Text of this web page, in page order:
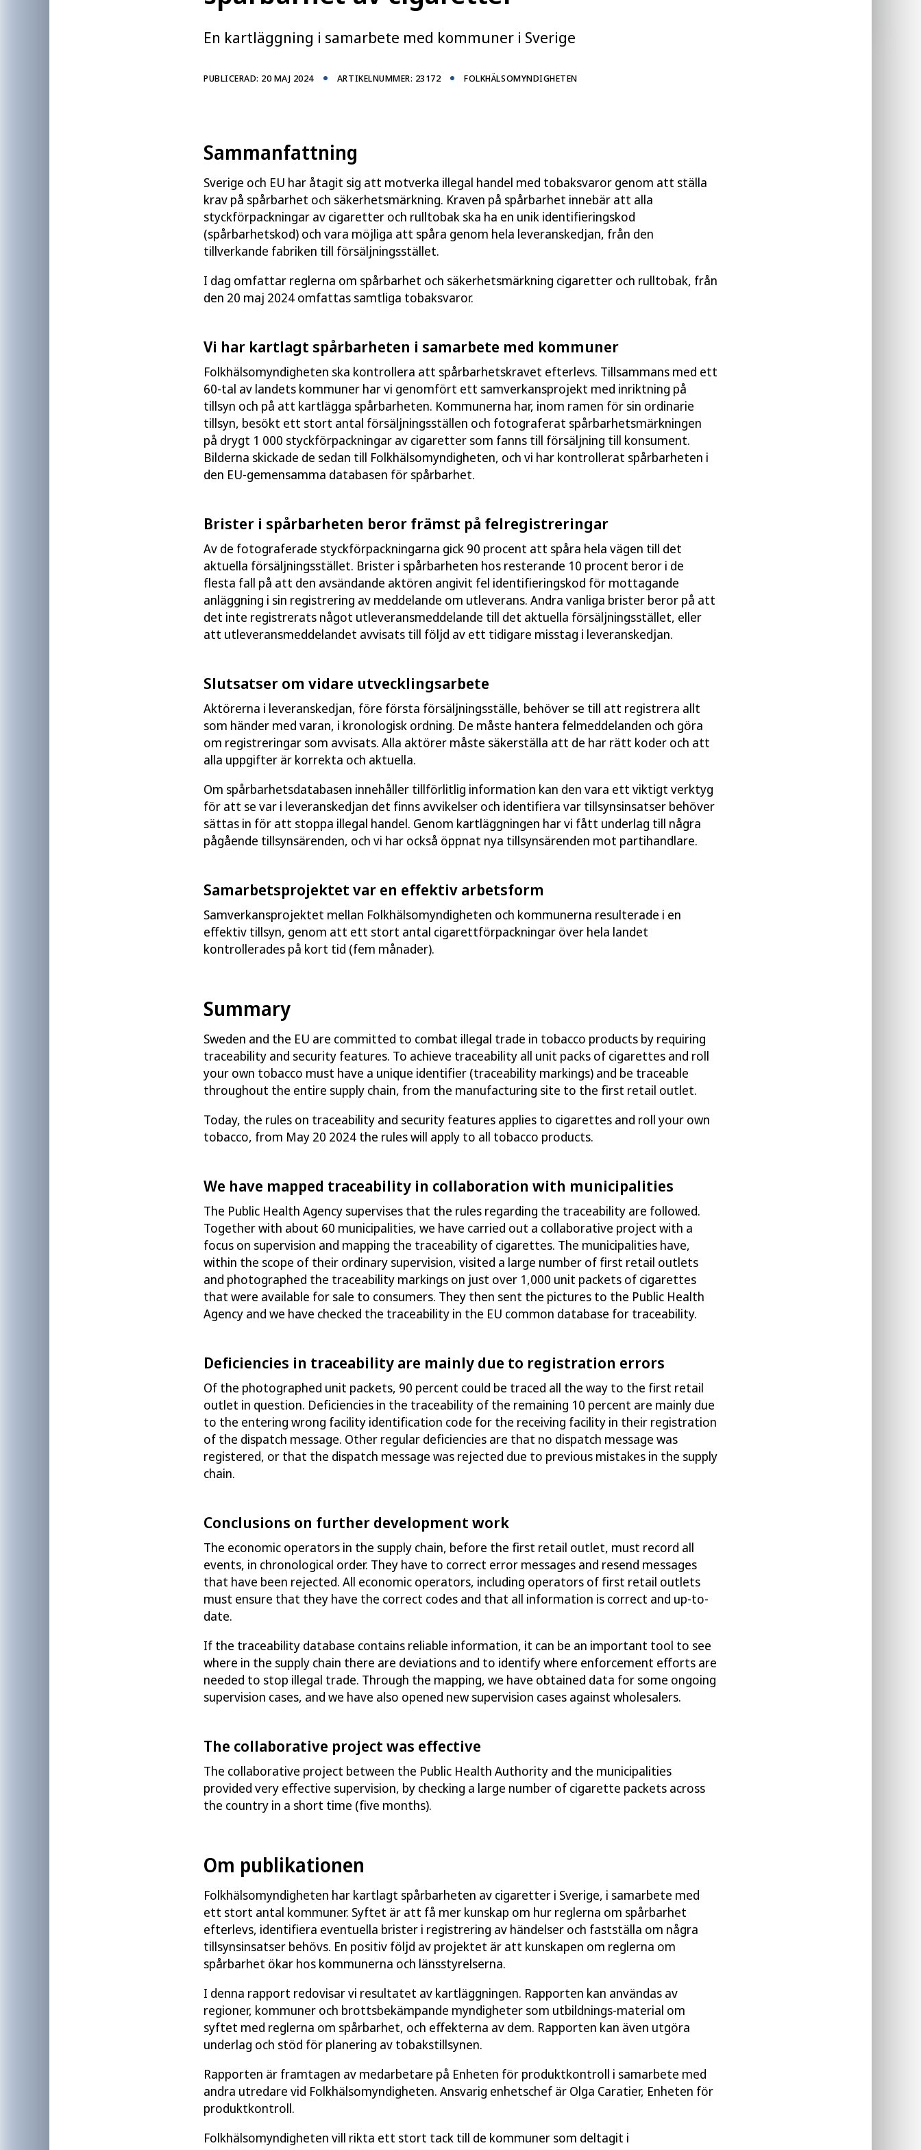
En kartläggning i samarbete med kommuner i Sverige
PUBLICERAD: 20 MAJ 2024 ARTIKELNUMMER: 23172 FOLKHÄLSOMYNDIGHETEN
Sammanfattning
Sverige och EU har åtagit sig att motverka illegal handel med tobaksvaror genom att ställa
krav på spårbarhet och säkerhetsmärkning. Kraven på spårbarhet innebär att alla
styckförpackningar av cigaretter och rulltobak ska ha en unik identifieringskod
(spårbarhetskod) och vara möjliga att spåra genom hela leveranskedjan, från den
tillverkande fabriken till försäljningsstället.
I dag omfattar reglerna om spårbarhet och säkerhetsmärkning cigaretter och rulltobak, från
den 20 maj 2024 omfattas samtliga tobaksvaror.
Vi har kartlagt spårbarheten i samarbete med kommuner
Folkhälsomyndigheten ska kontrollera att spårbarhetskravet efterlevs. Tillsammans med ett
60-tal av landets kommuner har vi genomfört ett samverkansprojekt med inriktning på
tillsyn och på att kartlägga spårbarheten. Kommunerna har, inom ramen för sin ordinarie
tillsyn, besökt ett stort antal försäljningsställen och fotograferat spårbarhetsmärkningen
på drygt 1 000 styckförpackningar av cigaretter som fanns till försäljning till konsument.
Bilderna skickade de sedan till Folkhälsomyndigheten, och vi har kontrollerat spårbarheten i
den EU-gemensamma databasen för spårbarhet.
Brister i spårbarheten beror främst på felregistreringar
Av de fotograferade styckförpackningarna gick 90 procent att spåra hela vägen till det
aktuella försäljningsstället. Brister i spårbarheten hos resterande 10 procent beror i de
flesta fall på att den avsändande aktören angivit fel identifieringskod för mottagande
anläggning i sin registrering av meddelande om utleverans. Andra vanliga brister beror på att
det inte registrerats något utleveransmeddelande till det aktuella försäljningsstället, eller
att utleveransmeddelandet avvisats till följd av ett tidigare misstag i leveranskedjan.
Slutsatser om vidare utvecklingsarbete
Aktörerna i leveranskedjan, före första försäljningsställe, behöver se till att registrera allt
som händer med varan, i kronologisk ordning. De måste hantera felmeddelanden och göra
om registreringar som avvisats. Alla aktörer måste säkerställa att de har rätt koder och att
alla uppgifter är korrekta och aktuella.
Om spårbarhetsdatabasen innehåller tillförlitlig information kan den vara ett viktigt verktyg
för att se var i leveranskedjan det finns avvikelser och identifiera var tillsynsinsatser behöver
sättas in för att stoppa illegal handel. Genom kartläggningen har vi fått underlag till några
pågående tillsynsärenden, och vi har också öppnat nya tillsynsärenden mot partihandlare.
Samarbetsprojektet var en effektiv arbetsform
Samverkansprojektet mellan Folkhälsomyndigheten och kommunerna resulterade i en
effektiv tillsyn, genom att ett stort antal cigarettförpackningar över hela landet
kontrollerades på kort tid (fem månader).
Summary
Sweden and the EU are committed to combat illegal trade in tobacco products by requiring
traceability and security features. To achieve traceability all unit packs of cigarettes and roll
your own tobacco must have a unique identifier (traceability markings) and be traceable
throughout the entire supply chain, from the manufacturing site to the first retail outlet.
Today, the rules on traceability and security features applies to cigarettes and roll your own
tobacco, from May 20 2024 the rules will apply to all tobacco products.
We have mapped traceability in collaboration with municipalities
The Public Health Agency supervises that the rules regarding the traceability are followed.
Together with about 60 municipalities, we have carried out a collaborative project with a
focus on supervision and mapping the traceability of cigarettes. The municipalities have,
within the scope of their ordinary supervision, visited a large number of first retail outlets
and photographed the traceability markings on just over 1,000 unit packets of cigarettes
that were available for sale to consumers. They then sent the pictures to the Public Health
Agency and we have checked the traceability in the EU common database for traceability.
Deficiencies in traceability are mainly due to registration errors
Of the photographed unit packets, 90 percent could be traced all the way to the first retail
outlet in question. Deficiencies in the traceability of the remaining 10 percent are mainly due
to the entering wrong facility identification code for the receiving facility in their registration
of the dispatch message. Other regular deficiencies are that no dispatch message was
registered, or that the dispatch message was rejected due to previous mistakes in the supply
chain.
Conclusions on further development work
The economic operators in the supply chain, before the first retail outlet, must record all
events, in chronological order. They have to correct error messages and resend messages
that have been rejected. All economic operators, including operators of first retail outlets
must ensure that they have the correct codes and that all information is correct and up-to-
date.
If the traceability database contains reliable information, it can be an important tool to see
where in the supply chain there are deviations and to identify where enforcement efforts are
needed to stop illegal trade. Through the mapping, we have obtained data for some ongoing
supervision cases, and we have also opened new supervision cases against wholesalers.
The collaborative project was effective
The collaborative project between the Public Health Authority and the municipalities
provided very effective supervision, by checking a large number of cigarette packets across
the country in a short time (five months).
Om publikationen
Folkhälsomyndigheten har kartlagt spårbarheten av cigaretter i Sverige, i samarbete med
ett stort antal kommuner. Syftet är att få mer kunskap om hur reglerna om spårbarhet
efterlevs, identifiera eventuella brister i registrering av händelser och fastställa om några
tillsynsinsatser behövs. En positiv följd av projektet är att kunskapen om reglerna om
spårbarhet ökar hos kommunerna och länsstyrelserna.
I denna rapport redovisar vi resultatet av kartläggningen. Rapporten kan användas av
regioner, kommuner och brottsbekämpande myndigheter som utbildnings-material om
syftet med reglerna om spårbarhet, och effekterna av dem. Rapporten kan även utgöra
underlag och stöd för planering av tobakstillsynen.
Rapporten är framtagen av medarbetare på Enheten för produktkontroll i samarbete med
andra utredare vid Folkhälsomyndigheten. Ansvarig enhetschef är Olga Caratier, Enheten för
produktkontroll.
Folkhälsomyndigheten vill rikta ett stort tack till de kommuner som deltagit i
I denna rapport presenteras den kartläggning av cigaretters spårbarhet
Folkhälsomyndigheten har genomfört i samarbete med ett stort antal kommuner.
Rapporten vänder sig till dig som arbetar med tobakstillsyn, samt till brottsbekämpande
Spårbarhet och säkerhetsmärkning på tobaksvaror
Folkhälsomyndigheten
20 maj 2024